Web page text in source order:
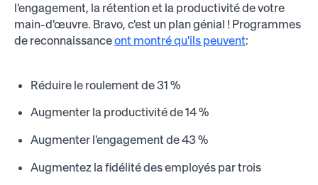
l'engagement, la rétention et la productivité de votre
main-d'œuvre. Bravo, c'est un plan génial ! Programmes
de reconnaissanceont montré qu'ils peuvent:
Réduire le roulement de 31 %
Augmenter la productivité de 14 %
Augmenter l'engagement de 43 %
Augmentez la fidélité des employés par trois